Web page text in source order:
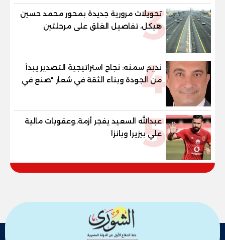
3
تحويلات مرورية جديدة بمحور محمد حسين
هيكل، تفاصيل الغلق على مرحلتين
4
نديم سمنه: نجاح استراتيجية التصدير يبدأ
من الجودة وبناء الثقة في شعار "صنع في
مصر"
5
عبدالله السعيد يفجر أزمة..وعقوبات مالية
علي بيزيرا وبانزا